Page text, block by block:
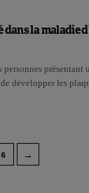
la maladie
présentant
développer les
6 →